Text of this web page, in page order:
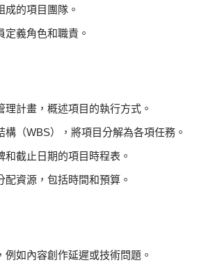
成的項目團隊。
定義角色和職責。
理計畫，概述項目的執行方式。
構（WBS），將項目分解為各項任務。
和截止日期的項目時程表。
配資源，包括時間和預算。
例如內容創作延遲或技術問題。